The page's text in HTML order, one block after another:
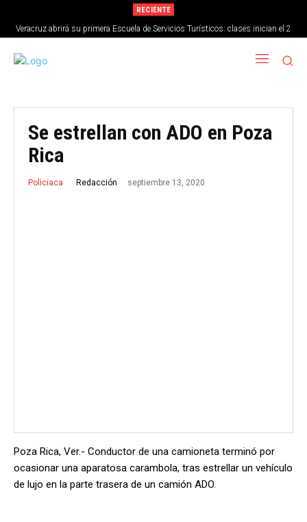
RECIENTE
Veracruz abrirá su primera Escuela de Servicios Turísticos: clases inician el 2
de septiembre
Se estrellan con ADO en Poza
Rica
Policiaca Redacción septiembre 13, 2020
Poza Rica, Ver.- Conductor de una camioneta terminó por
ocasionar una aparatosa carambola, tras estrellar un vehículo
de lujo en la parte trasera de un camión ADO.